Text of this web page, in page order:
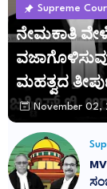
Supreme
ನೇಮಕಾತಿ ವೇಳೆ
ಮಹತ್ವದ
November 02,